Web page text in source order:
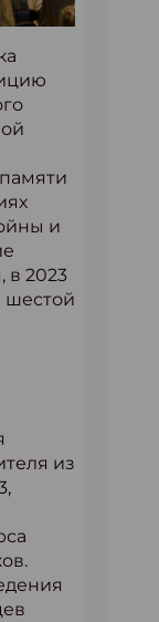
и
в 2023
шестой
из